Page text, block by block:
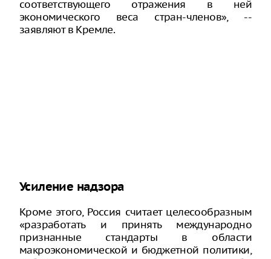
соответствующего отражения в ней
экономического веса стран-членов», --
заявляют в Кремле.
Усиление надзора
Кроме этого, Россия считает целесообразным
«разработать и принять международно
признанные стандарты в области
макроэкономической и бюджетной политики,